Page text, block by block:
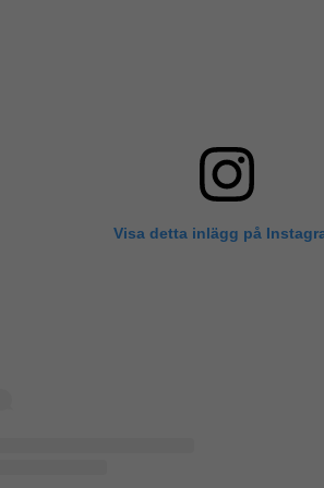
Visa detta inlägg på